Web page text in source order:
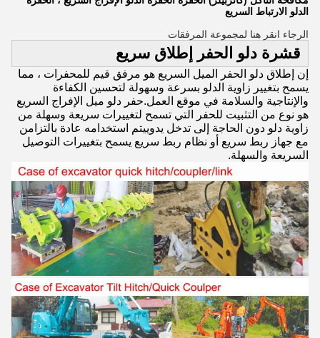
الدلو الارتباط السريع
الرجاء انقر هنا لمجموعة المرفقات
قشرة دلو الحفر إطلاق سريع
إن إطلاق دلو الحفر الميل السريع هو مرفق قيم للمحفرات ، مما
يسمح بتغيير زاوية الدلو بسرعة وسهولة لتحسين الكفاءة
والإنتاجية والسلامة في موقع العمل.حفر دلو ميل الإفراج السريع
هو نوع من التثبيت للحفر التي تسمح لتغييرات سريعة وسهلة من
زاوية دلو دون الحاجة إلى تدخل يدوييتم استخدامه عادة بالتزامن
مع جهاز ربط سريع أو نظام ربط سريع يسمح بتغييرات التوصيل
السريعة والسهلة.